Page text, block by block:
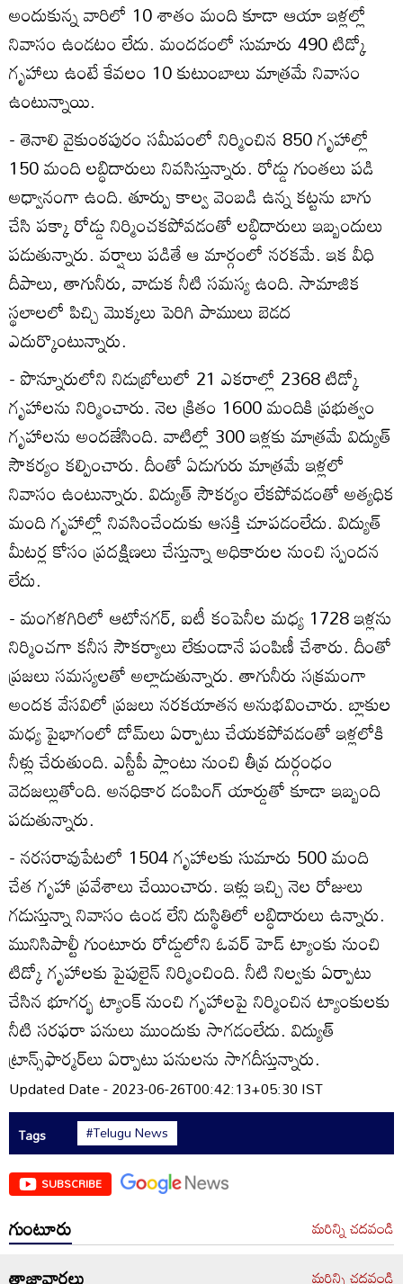
అందుకున్న వారిలో 10 శాతం మంది కూడా ఆయా ఇళ్లల్లో
నివాసం ఉండటం లేదు. మందడంలో సుమారు 490 టిడ్కో
గృహాలు ఉంటే కేవలం 10 కుటుంబాలు మాత్రమే నివాసం
ఉంటున్నాయి.
- తెనాలి వైకుంఠపురం సమీపంలో నిర్మించిన 850 గృహాల్లో
150 మంది లబ్ధిదారులు నివసిస్తున్నారు. రోడ్డు గుంతలు పడి
అధ్వానంగా ఉంది. తూర్పు కాల్వ వెంబడి ఉన్న కట్టను బాగు
చేసి పక్కా రోడ్డు నిర్మించకపోవడంతో లబ్ధిదారులు ఇబ్బందులు
పడుతున్నారు. వర్షాలు పడితే ఆ మార్గంలో నరకమే. ఇక వీధి
దీపాలు, తాగునీరు, వాడుక నీటి సమస్య ఉంది. సామాజిక
స్థలాలలో పిచ్చి మొక్కలు పెరిగి పాములు బెడద
ఎదుర్కొంటున్నారు.
- పొన్నూరులోని నిడుబ్రోలులో 21 ఎకరాల్లో 2368 టిడ్కో
గృహాలను నిర్మించారు. నెల క్రితం 1600 మందికి ప్రభుత్వం
గృహాలను అందజేసింది. వాటిల్లో 300 ఇళ్లకు మాత్రమే విద్యుత్‌
సౌకర్యం కల్పించారు. దీంతో ఏడుగురు మాత్రమే ఇళ్లలో
నివాసం ఉంటున్నారు. విద్యుత్‌ సౌకర్యం లేకపోవడంతో అత్యధిక
మంది గృహాల్లో నివసించేందుకు ఆసక్తి చూపడంలేదు. విద్యుత్‌
మీటర్ల కోసం ప్రదక్షిణలు చేస్తున్నా అధికారుల నుంచి స్పందన
లేదు.
- మంగళగిరిలో ఆటోనగర్‌, ఐటీ కంపెనీల మధ్య 1728 ఇళ్లను
నిర్మించగా కనీస సౌకర్యాలు లేకుండానే పంపిణీ చేశారు. దీంతో
ప్రజలు సమస్యలతో అల్లాడుతున్నారు. తాగునీరు సక్రమంగా
అందక వేసవిలో ప్రజలు నరకయాతన అనుభవించారు. బ్లాకుల
మధ్య పైభాగంలో డోమ్‌లు ఏర్పాటు చేయకపోవడంతో ఇళ్లలోకి
నీళ్లు చేరుతుంది. ఎస్టీపీ ప్లాంటు నుంచి తీవ్ర దుర్గంధం
వెదజల్లుతోంది. అనధికార డంపింగ్‌ యార్డుతో కూడా ఇబ్బంది
పడుతున్నారు.
- నరసరావుపేటలో 1504 గృహాలకు సుమారు 500 మంది
చేత గృహా ప్రవేశాలు చేయించారు. ఇళ్లు ఇచ్చి నెల రోజులు
గడుస్తున్నా నివాసం ఉండ లేని దుస్థితిలో లబ్ధిదారులు ఉన్నారు.
మునిసిపాల్టీ గుంటూరు రోడ్డులోని ఓవర్‌ హెడ్‌ ట్యాంకు నుంచి
టిడ్కో గృహాలకు పైపులైన్‌ నిర్మించింది. నీటి నిల్వకు ఏర్పాటు
చేసిన భూగర్భ ట్యాంక్‌ నుంచి గృహాలపై నిర్మించిన ట్యాంకులకు
నీటి సరఫరా పనులు ముందుకు సాగడంలేదు. విద్యుత్‌
ట్రాన్స్‌ఫార్మర్‌లు ఏర్పాటు పనులను సాగదీస్తున్నారు.
Updated Date - 2023-06-26T00:42:13+05:30 IST
Tags #Telugu News
SUBSCRIBE
గుంటూరు మరిన్ని చదవండి
మరిన్ని చదవండి